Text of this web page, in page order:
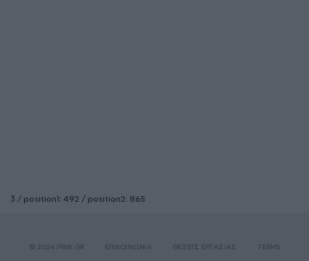
3 / position1: 492 / position2: 865
© 2026 PINK.GR ΕΠΙΚΟΙΝΩΝΙΑ ΘΕΣΕΙΣ ΕΡΓΑΣΙΑΣ TERMS